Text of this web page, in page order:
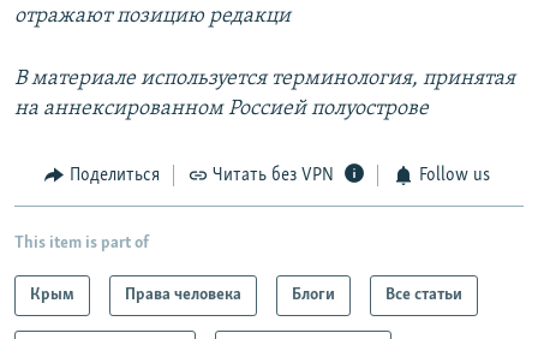
отражают позицию редакци
В материале используется терминология, принятая
на аннексированном Россией полуострове
Поделиться Читать без VPN Follow us
This item is part of
Крым Права человека Блоги Все статьи